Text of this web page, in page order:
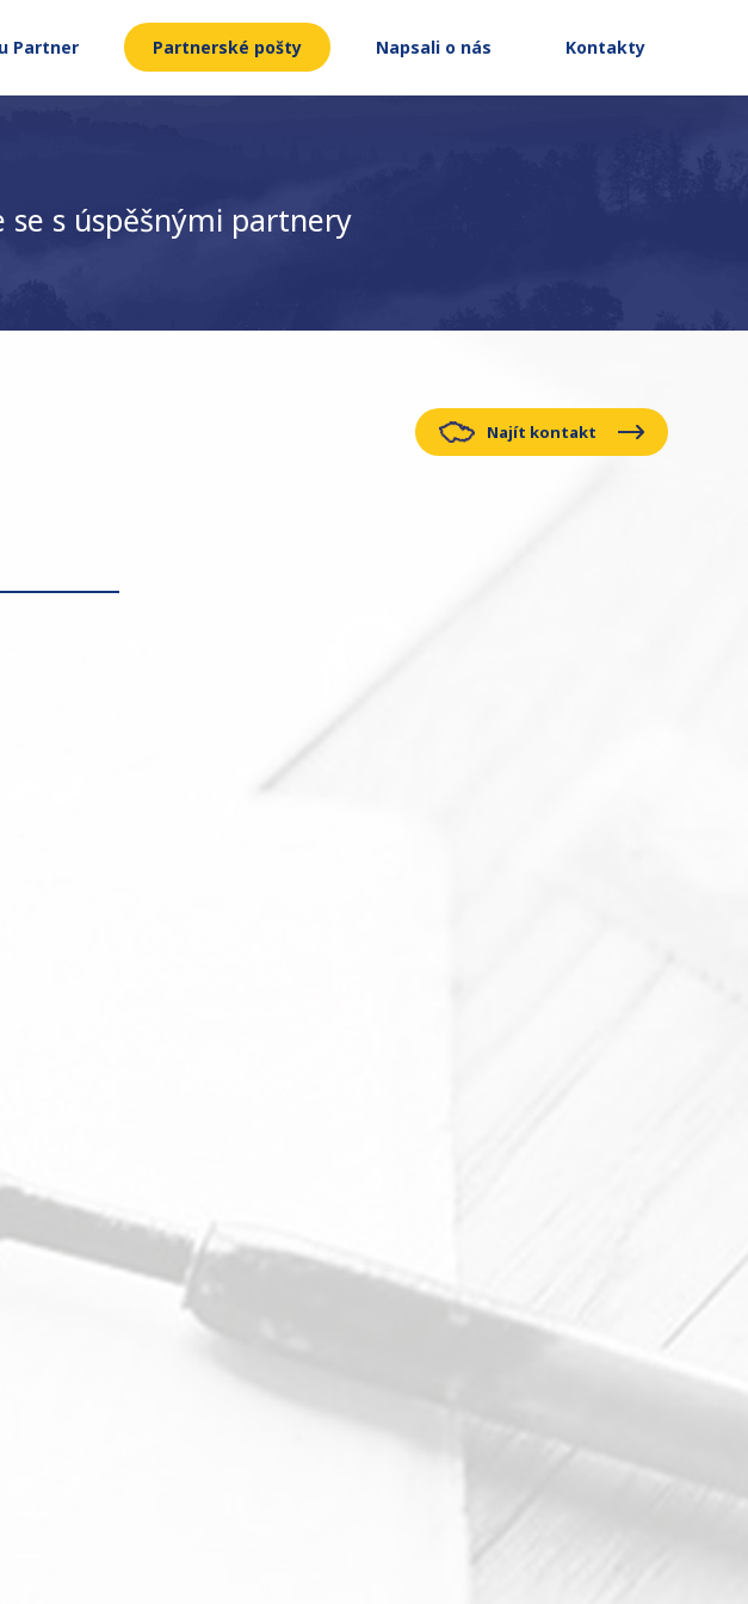
Partner Partnerské pošty Napsali o nás Kontakty
se s úspěšnými partnery
Najít kontakt